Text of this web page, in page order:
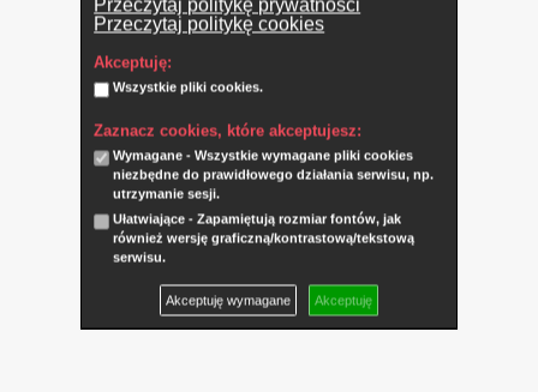
Przeczytaj politykę prywatności
Przeczytaj politykę cookies
Akceptuję:
Wszystkie pliki cookies.
Zaznacz cookies, które akceptujesz:
Wymagane - Wszystkie wymagane pliki cookies
niezbędne do prawidłowego działania serwisu, np.
utrzymanie sesji.
Ułatwiające - Zapamiętują rozmiar fontów, jak
również wersję graficzną/kontrastową/tekstową
serwisu.
Akceptuję wymagane Akceptuję